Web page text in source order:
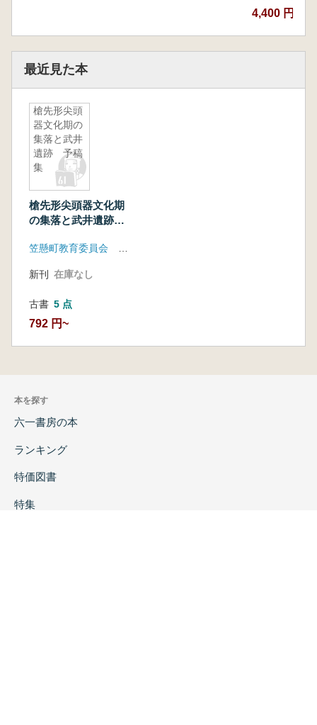
4,400 円
最近見た本
槍先形尖頭
器文化期の
集落と武井
遺跡 予稿
集
槍先形尖頭器文化期
の集落と武井遺跡
新刊 在庫なし
古書 5 点
792 円~
本を探す
六一書房の本
ランキング
特価図書
特集